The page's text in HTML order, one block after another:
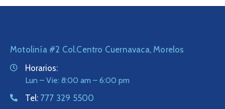
Motolinía #2 Col.Centro Cuernavaca, Morelos
Horarios:
Lun – Vie: 8:00 am – 6:00 pm
Tel: 777 329 5500